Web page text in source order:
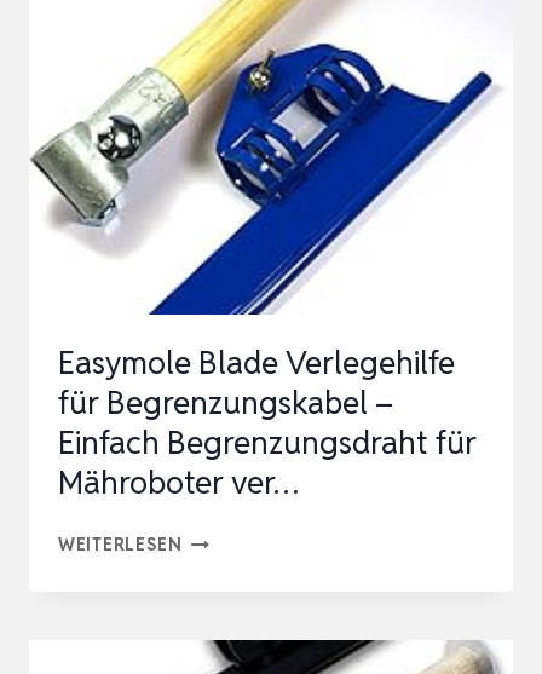
BEGRENZUNGSDRAHT
FÜR
GARDENA
MÄHROBOTER,
WITTERUNGSRESISTENT,
Easymole Blade Verlegehilfe
für Begrenzungskabel –
Einfach Begrenzungsdraht für
Mähroboter ver…
WEITERLESEN EASYMOLE
FÜR